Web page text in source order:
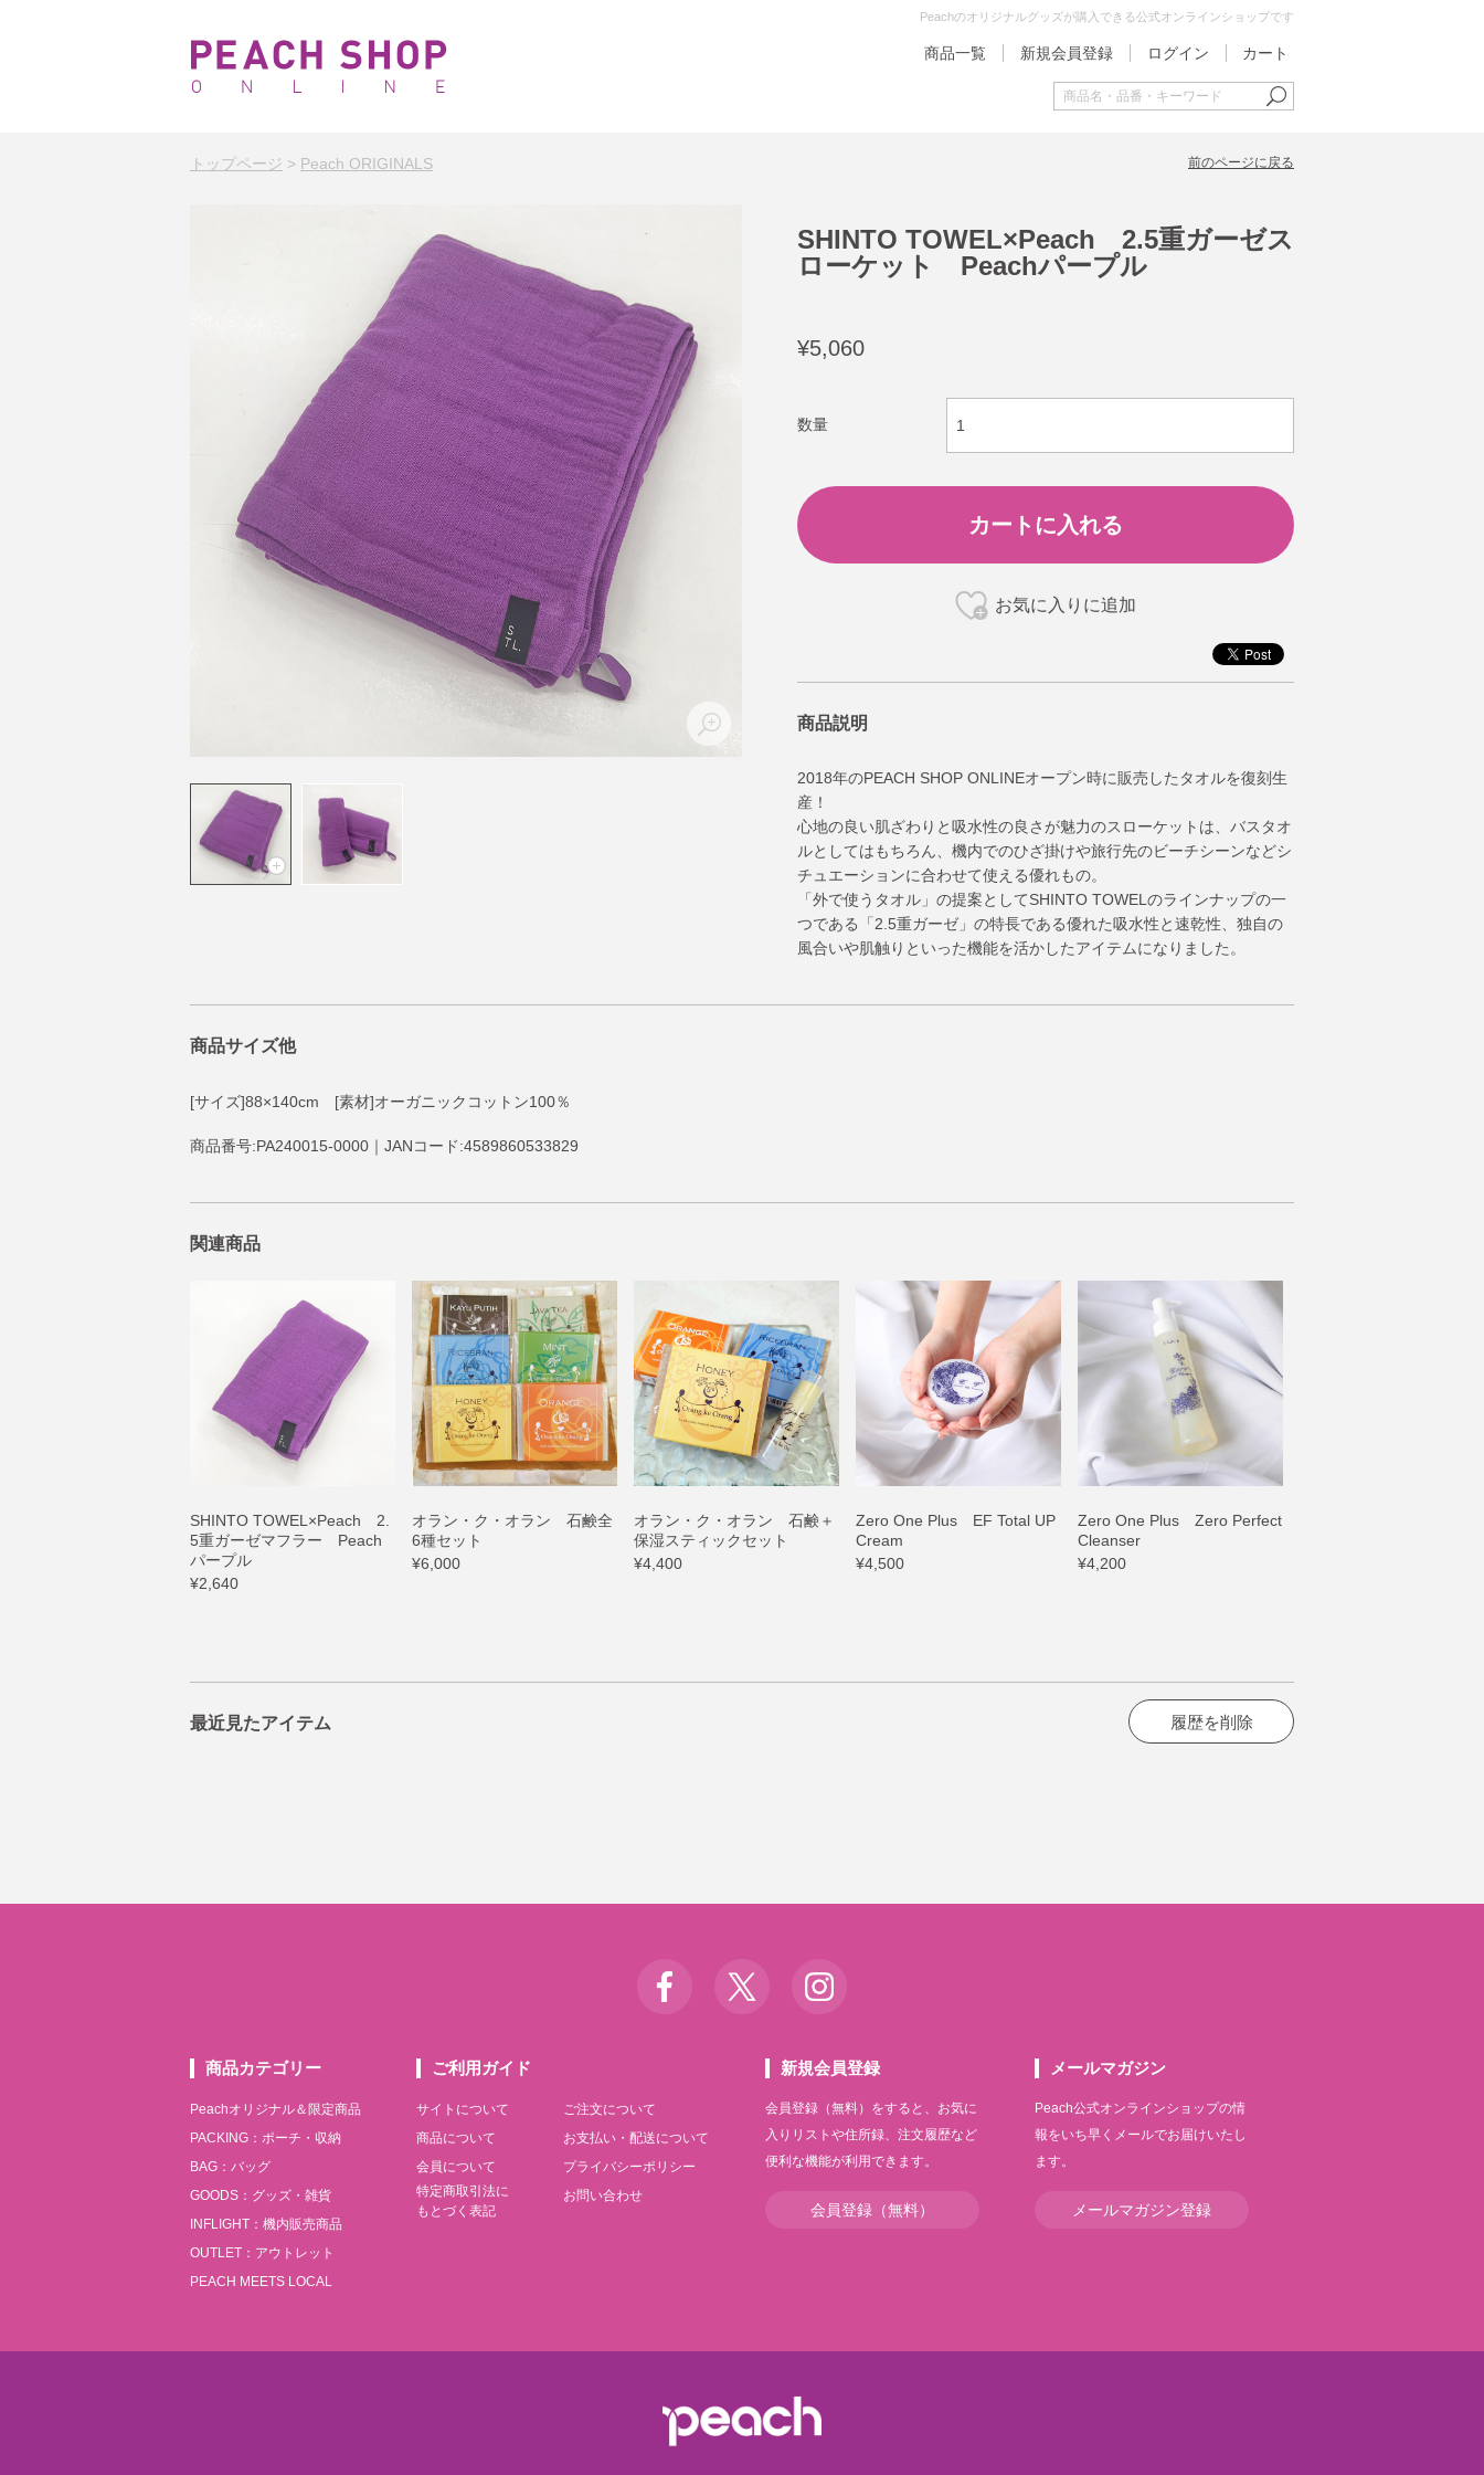
Peachのオリジナルグッズが購入できる公式オンラインショップです
商品一覧 新規会員登録 ログイン カート
トップページ > Peach ORIGINALS 前のページに戻る
SHINTO TOWEL×Peach 2.5重ガーゼス
ローケット Peachパープル
¥5,060
数量
商品説明
2018年のPEACH SHOP ONLINEオープン時に販売したタオルを復刻生
産！
心地の良い肌ざわりと吸水性の良さが魅力のスローケットは、バスタオ
ルとしてはもちろん、機内でのひざ掛けや旅行先のビーチシーンなどシ
チュエーションに合わせて使える優れもの。
「外で使うタオル」の提案としてSHINTO TOWELのラインナップの一
つである「2.5重ガーゼ」の特長である優れた吸水性と速乾性、独自の
風合いや肌触りといった機能を活かしたアイテムになりました。
商品サイズ他
[サイズ]88×140cm [素材]オーガニックコットン100％
商品番号:PA240015-0000｜JANコード:4589860533829
関連商品
SHINTO TOWEL×Peach 2.
5重ガーゼマフラー Peach
パープル
¥2,640
オラン・ク・オラン 石鹸全
6種セット
¥6,000
オラン・ク・オラン 石鹸＋
保湿スティックセット
¥4,400
Zero One Plus EF Total UP
Cream
¥4,500
Zero One Plus Zero Perfect
Cleanser
¥4,200
最近見たアイテム
商品カテゴリー
Peachオリジナル＆限定商品
PACKING：ポーチ・収納
BAG：バッグ
GOODS：グッズ・雑貨
INFLIGHT：機内販売商品
OUTLET：アウトレット
PEACH MEETS LOCAL
ご利用ガイド
サイトについて
ご注文について
商品について
お支払い・配送について
会員について
プライバシーポリシー
特定商取引法に
もとづく表記
お問い合わせ
新規会員登録
会員登録（無料）をすると、お気に
入りリストや住所録、注文履歴など
便利な機能が利用できます。
会員登録（無料）
メールマガジン
Peach公式オンラインショップの情
報をいち早くメールでお届けいたし
ます。
メールマガジン登録